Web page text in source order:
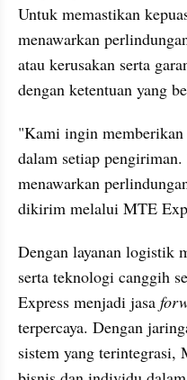
Untuk memastikan
menawarkan
atau kerusakan serta
dengan ketentuan yang
"Kami ingin memberikan
dalam setiap
menawarkan
dikirim melalui MTE
Dengan layanan logistik
serta teknologi canggih
Express menjadi jasa
terpercaya. Dengan
sistem yang terintegrasi,